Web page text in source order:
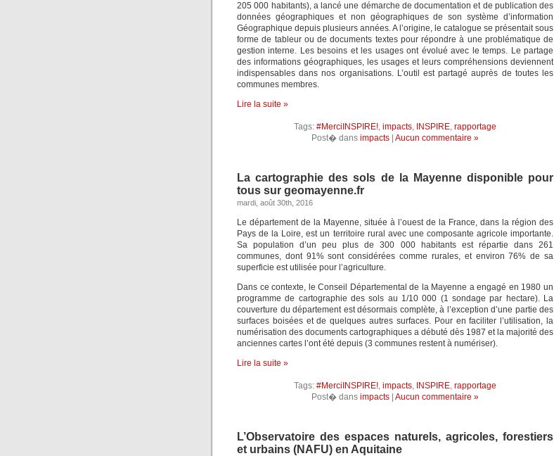
205 000 habitants), a lancé une démarche de documentation et de publication des
données géographiques et non géographiques de son système d’information
Géographique depuis plusieurs années. A l’origine, le catalogue se présentait sous
forme de tableur ou de documents textes pour répondre à une problématique de
gestion interne. Les besoins et les usages ont évolué avec le temps. Le partage
des informations géographiques, les usages et leurs compréhensions deviennent
indispensables dans nos organisations. L’outil est partagé auprès de toutes les
communes membres.
Lire la suite »
Tags: #MerciINSPIRE!, impacts, INSPIRE, rapportage
Post� dans impacts Aucun commentaire »
La cartographie des sols de la Mayenne disponible pour
tous sur geomayenne.fr
mardi, août 30th, 2016
Le département de la Mayenne, située à l’ouest de la France, dans la région des
Pays de la Loire, est un territoire rural avec une composante agricole importante.
Sa population d’un peu plus de 300 000 habitants est répartie dans 261
communes, dont 91% sont considérées comme rurales, et environ 76% de sa
superficie est utilisée pour l’agriculture.
Dans ce contexte, le Conseil Départemental de la Mayenne a engagé en 1980 un
programme de cartographie des sols au 1/10 000 (1 sondage par hectare). La
couverture du département est désormais complète, à l’exception d’une partie des
surfaces boisées et de quelques autres surfaces. Pour en faciliter l’utilisation, la
numérisation des documents cartographiques a débuté dès 1987 et la majorité des
anciennes cartes l’ont été depuis (3 communes restent à numériser).
Lire la suite »
Tags: #MerciINSPIRE!, impacts, INSPIRE, rapportage
Post� dans impacts Aucun commentaire »
L’Observatoire des espaces naturels, agricoles, forestiers
et urbains (NAFU) en Aquitaine